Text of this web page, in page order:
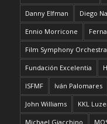
Danny Elfman Diego
Ennio Morricone
Film Symphony Orchestra
Fundación Excelentia
ISFMF Iván Palomares
John Williams KKL
Michael Giacchino